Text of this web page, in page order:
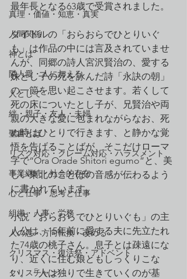
真理・価値・知恵・真実
人間関係
神とは
隣人愛・人に与える
人として
絆・親子・友人・夫婦
聖書とは
リスク対応・クレーム対応・ハラスメント
事業継続・社会的存在
心と仕事・思考と仕事
組織・人事・労務
人の悪・方向転換・改める
クリスマス・復活祭・アドベント
クリスチャン
最年長となる63歳で受賞されました。
タイトルの「おらおらでひとりいぐ
も」は作品の中には言及されていませ
んが、同郷の詩人宮沢賢治の、愛する
妹とし子の死を詠んだ詩「永訣の朝」
の一節を思い起こさせます。若くして
死の床についたとし子が、兄賢治や両
親の大きな愛に包まれながらなお、死
ぬ時はひとりで行きます、と静かな覚
悟を告げることばが、そこだけローマ
字で“Ora Orade Shitori egumo”と、美
しい東北のことばの音感が伝わるよう
に書かれています。
小説「おらおらでひとりいぐも」の主
人公は、15年前に愛する夫に先立たれ
た74歳の桃子さん。息子とは疎遠にな
り、近くに住む娘ともしっくりこな
い。「人は独りで生きていくのが基